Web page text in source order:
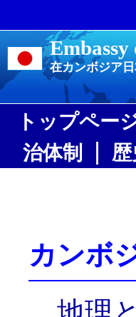
在カンボジア
トップペー
治体制 | 歴
カンボ